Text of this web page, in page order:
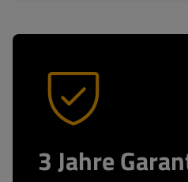
3 Jahre